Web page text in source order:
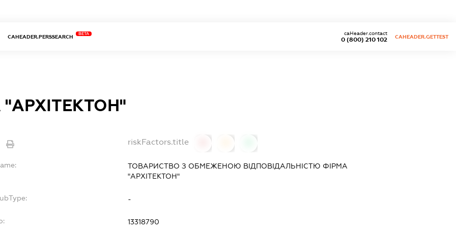
CAHEADER.PERSSEARCH
BETA
0 (800) 210 102
caHeader.contact
CAHEADER.GETTEST
riskFactors.title
ТОВАРИСТВО З ОБМЕЖЕНОЮ ВІДПОВІДАЛЬНІСТЮ ФІРМА
"АРХІТЕКТОН"
-
13318790